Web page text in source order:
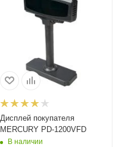
Дисплей покупателя
MERCURY PD-1200VFD
В наличии